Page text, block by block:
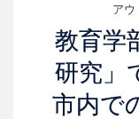
アウ
教育学
研究」
市内で